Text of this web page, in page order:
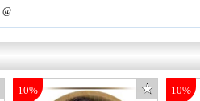
10%
10%